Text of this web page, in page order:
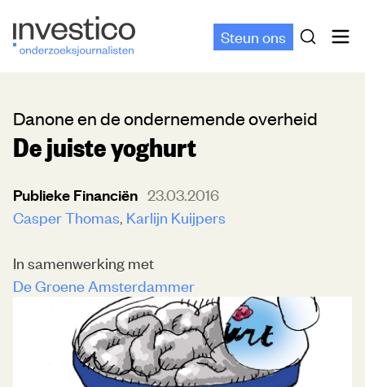
Steun ons
Danone en de ondernemende overheid
De juiste yoghurt
Publieke Financiën 23.03.2016
Casper Thomas Karlijn Kuijpers
In samenwerking met
De Groene Amsterdammer